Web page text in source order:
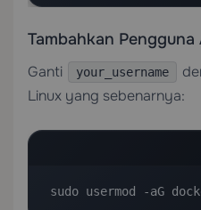
Tambahkan
Ganti your_username
Linux yang sebenarnya:
sudo usermod -aG